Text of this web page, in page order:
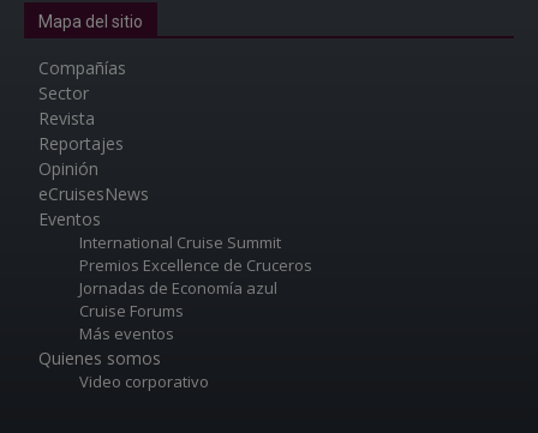
Mapa del sitio
Compañías
Sector
Revista
Reportajes
Opinión
eCruisesNews
Eventos
International Cruise Summit
Premios Excellence de Cruceros
Jornadas de Economía azul
Cruise Forums
Más eventos
Quienes somos
Video corporativo